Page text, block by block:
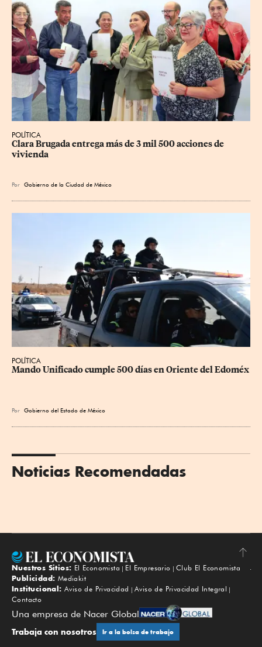
POLÍTICA
Clara Brugada entrega más de 3 mil 500 acciones de
vivienda
Por Gobierno de la Ciudad de México
POLÍTICA
Mando Unificado cumple 500 días en Oriente del Edoméx
Por Gobierno del Estado de México
Noticias Recomendadas
Subir
Nuestros Sitios: El Economista El Empresario
Club El Economista
Publicidad: Mediakit
Institucional: Aviso de Privacidad
Aviso de Privacidad Integral
Contacto
Una empresa de Nacer Global
Trabaja con nosotros Ir a la bolsa de trabajo